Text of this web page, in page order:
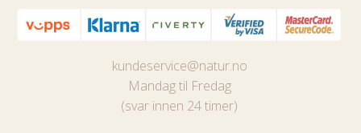
kundeservice@natur.no
Mandag til Fredag
(svar innen 24 timer)